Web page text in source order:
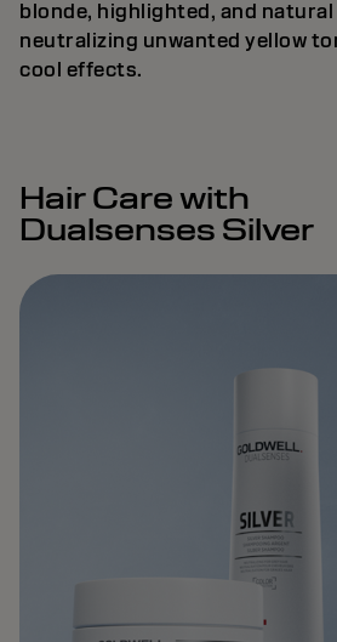
blonde, highlighted, and
neutralizing unwanted yellow
cool effects.
Hair Care with
Dualsenses Silver